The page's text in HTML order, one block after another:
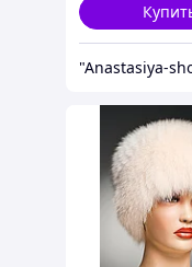
"Anastasiya-